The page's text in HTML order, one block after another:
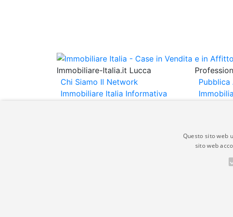
Immobiliare-Italia.it Lucca
Chi Siamo Il Network
Immobiliare Italia Informativa
Pubblica
Gli annunci immobiliari presenti su
italia.it quindi non è responsabile della
Questo sito web
sito web